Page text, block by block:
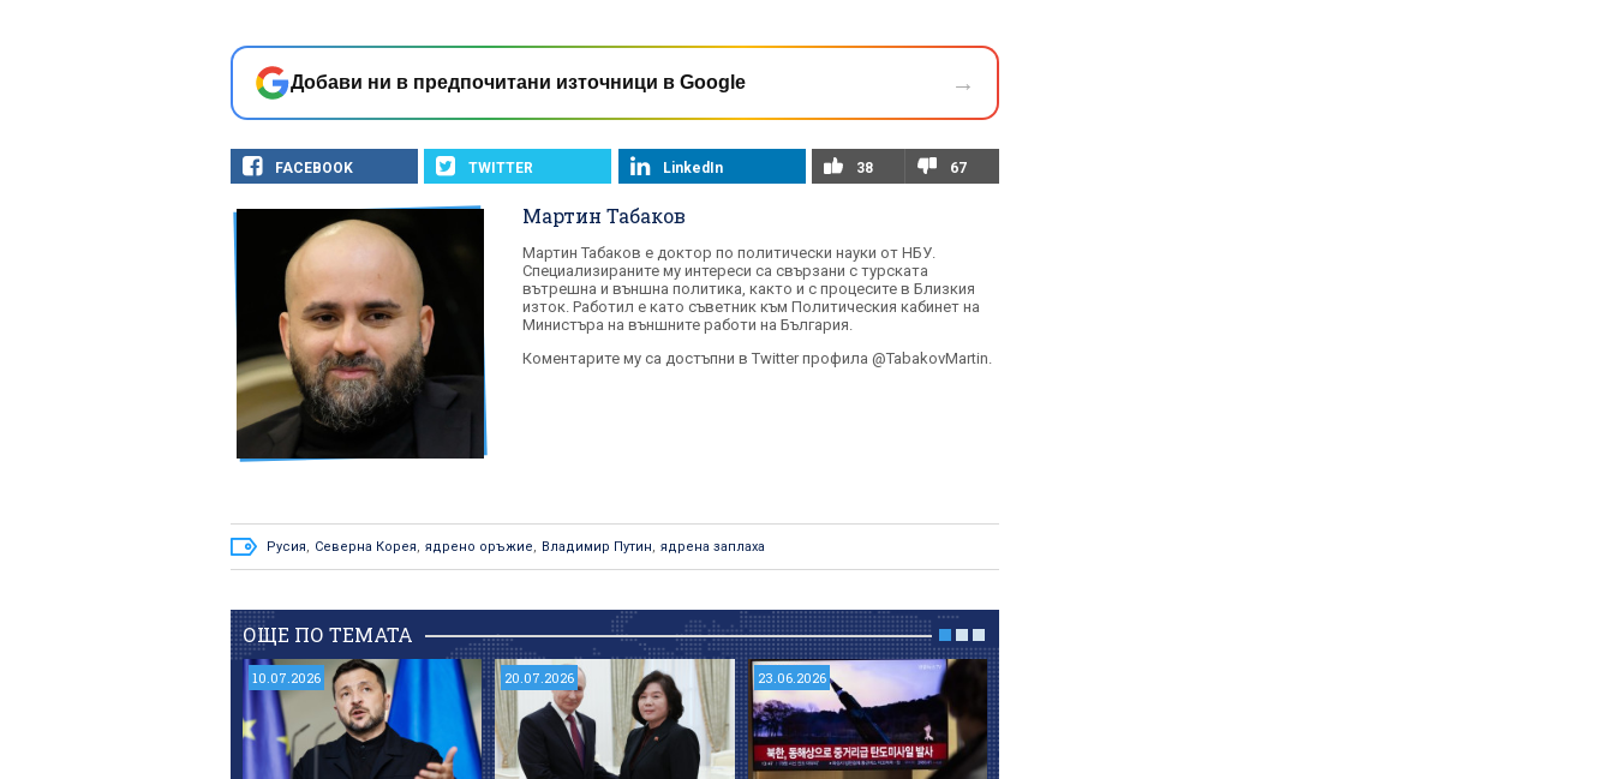
Добави ни в предпочитани източници в Google →
FACEBOOK TWITTER LinkedIn 38 67
Мартин Табаков
Мартин Табаков е доктор по политически науки от НБУ.
Специализираните му интереси са свързани с турската
вътрешна и външна политика, както и с процесите в Близкия
изток. Работил е като съветник към Политическия кабинет на
Министъра на външните работи на България.
Коментарите му са достъпни в Twitter профила @TabakovMartin.
Русия, Северна Корея, ядрено оръжие, Владимир Путин, ядрена заплаха
ОЩЕ ПО ТЕМАТА
10.07.2026 20.07.2026 23.06.2026